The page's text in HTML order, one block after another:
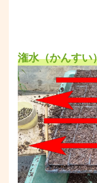
潅水（かんすい